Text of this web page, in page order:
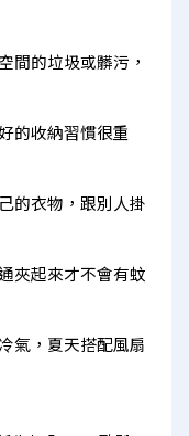
間的垃圾或髒污，
的收納習慣很重
的衣物，跟別人掛
夾起來才不會有蚊
氣，夏天搭配風扇